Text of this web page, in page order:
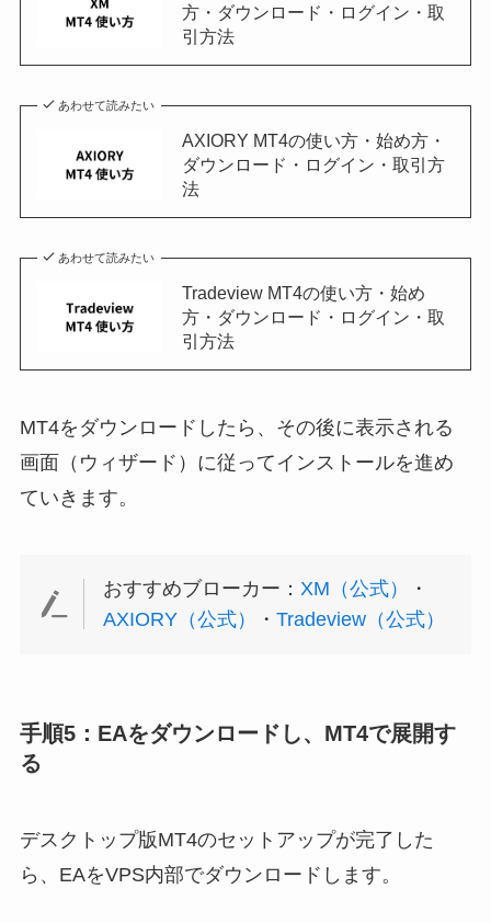
方・ダウンロード・ログイン・取
引方法
あわせて読みたい
AXIORY MT4の使い方・始め方・
ダウンロード・ログイン・取引方
法
あわせて読みたい
Tradeview MT4の使い方・始め
方・ダウンロード・ログイン・取
引方法
MT4をダウンロードしたら、その後に表示される
画面（ウィザード）に従ってインストールを進め
ていきます。
おすすめブローカー：XM（公式）
・
AXIORY（公式）
・Tradeview（公式）
手順5：EAをダウンロードし、MT4で展開す
る
デスクトップ版MT4のセットアップが完了した
ら、EAをVPS内部でダウンロードします。